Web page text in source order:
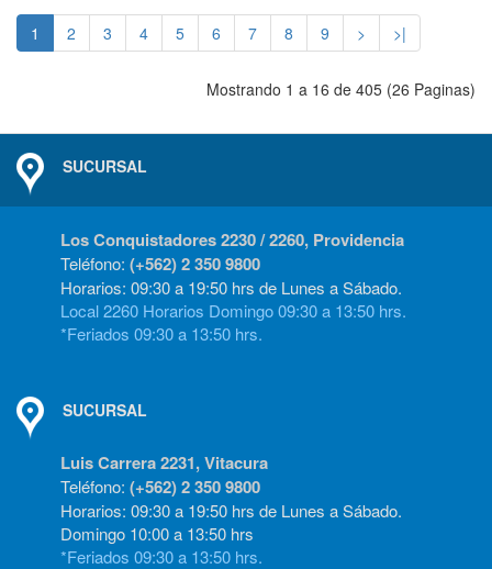
1 2 3 4 5 6 7 8 9 > >|
Mostrando 1 a 16 de 405 (26 Paginas)
SUCURSAL
Los Conquistadores 2230 / 2260, Providencia
Teléfono: (+562) 2 350 9800
Horarios: 09:30 a 19:50 hrs de Lunes a Sábado.
Local 2260 Horarios Domingo 09:30 a 13:50 hrs.
*Feriados 09:30 a 13:50 hrs.
SUCURSAL
Luis Carrera 2231, Vitacura
Teléfono: (+562) 2 350 9800
Horarios: 09:30 a 19:50 hrs de Lunes a Sábado.
Domingo 10:00 a 13:50 hrs
*Feriados 09:30 a 13:50 hrs.